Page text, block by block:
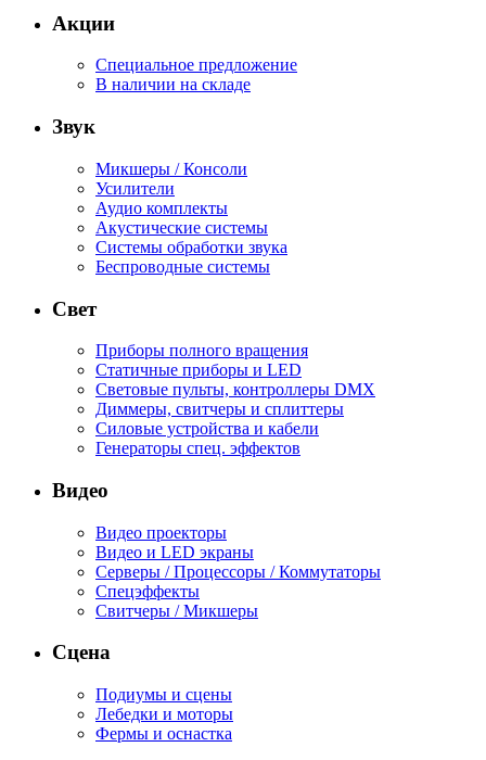
Акции
Специальное предложение
В наличии на складе
Звук
Микшеры / Консоли
Усилители
Аудио комплекты
Акустические системы
Системы обработки звука
Беспроводные системы
Свет
Приборы полного вращения
Статичные приборы и LED
Световые пульты, контроллеры DMX
Диммеры, свитчеры и сплиттеры
Силовые устройства и кабели
Генераторы спец. эффектов
Видео
Видео проекторы
Видео и LED экраны
Серверы / Процессоры / Коммутаторы
Спецэффекты
Свитчеры / Микшеры
Сцена
Подиумы и сцены
Лебедки и моторы
Фермы и оснастка